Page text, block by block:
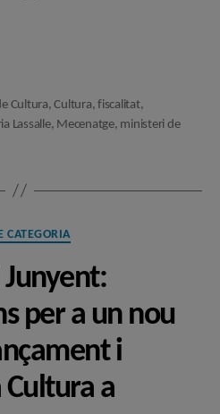
Cultura,Cultura,fiscalitat,
Lassalle, Mecenatge, ministeri de
Categories
CATEGORIA
per a un nou
i
a